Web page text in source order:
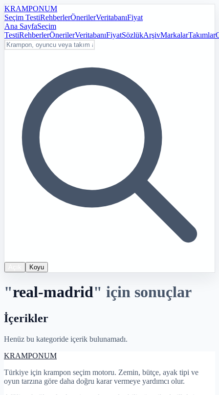
KRAMPONUM
Seçim TestiRehberlerÖnerilerVeritabanıFiyat
Ana SayfaSeçim
TestiRehberlerÖnerilerVeritabanıFiyatSözlükArşivMarkalarTakımlar
Koyu
"real-madrid" için sonuçlar
İçerikler
Henüz bu kategoride içerik bulunamadı.
KRAMPONUM
Türkiye için krampon seçim motoru. Zemin, bütçe, ayak tipi ve
oyun tarzına göre daha doğru karar vermeye yardımcı olur.